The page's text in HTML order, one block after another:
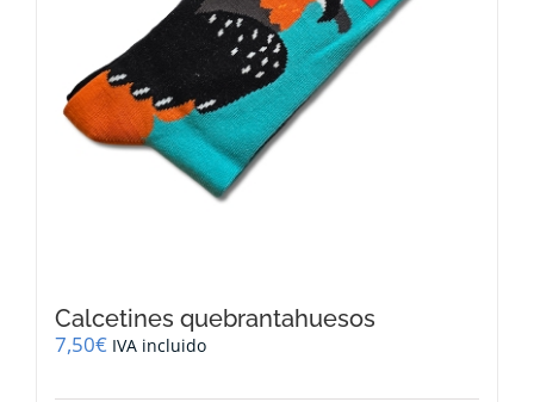
Calcetines quebrantahuesos
7,50€ IVA incluido